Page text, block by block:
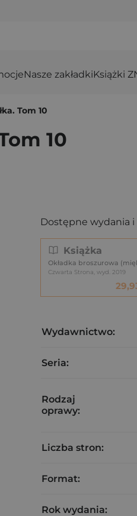
Nasze zakładkiKsiążki
Tom 10
10
Dostępne wydania i
Książka
Okładka broszurowa
Czwarta Strona, wyd. 2019
Wydawnictwo:
Seria:
Rodzaj
oprawy:
Liczba stron:
Format:
Rok wydania: